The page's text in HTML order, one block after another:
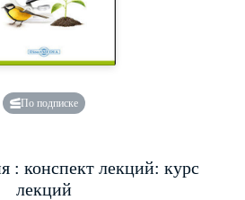
По подписке
: конспект лекций: курс
лекций